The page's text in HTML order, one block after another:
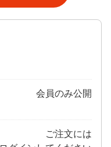
会員のみ公開
ご注文には